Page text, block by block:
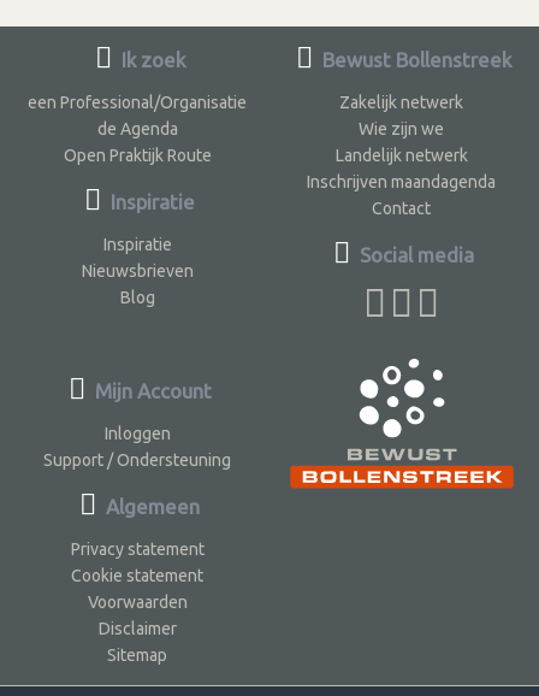
Ik zoek
een Professional/Organisatie
de Agenda
Open Praktijk Route
Inspiratie
Inspiratie
Nieuwsbrieven
Blog
Bewust Bollenstreek
Zakelijk netwerk
Wie zijn we
Landelijk netwerk
Inschrijven maandagenda
Contact
Social media
Mijn Account
Inloggen
Support / Ondersteuning
Algemeen
Privacy statement
Cookie statement
Voorwaarden
Disclaimer
Sitemap